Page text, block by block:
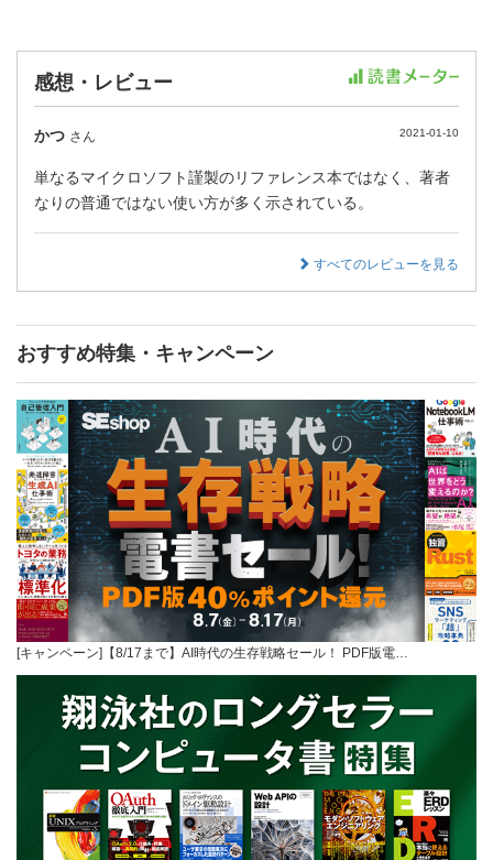
感想・レビュー
かつ さん 2021-01-10
単なるマイクロソフト謹製のリファレンス本ではなく、著者
なりの普通ではない使い方が多く示されている。
すべてのレビューを見る
おすすめ特集・キャンペーン
[キャンペーン]【8/17まで】AI時代の生存戦略セール！ PDF版電…